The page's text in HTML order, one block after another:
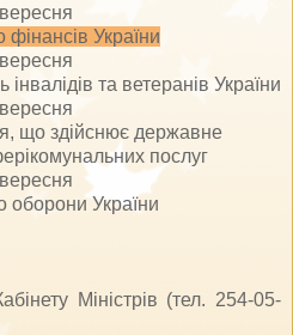
фінансів України
та ветеранів України
що здійснює державне
послуг
оборони України
Міністрів (тел. 254-05-